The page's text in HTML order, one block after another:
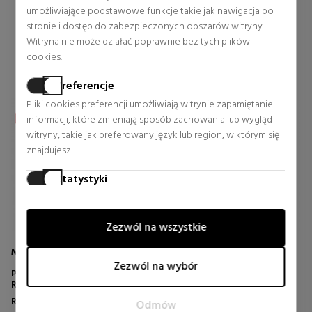
umożliwiające podstawowe funkcje takie jak nawigacja po
stronie i dostęp do zabezpieczonych obszarów witryny.
Witryna nie może działać poprawnie bez tych plików
cookies.
Preferencje
Pliki cookies preferencji umożliwiają witrynie zapamiętanie
informacji, które zmieniają sposób zachowania lub wygląd
witryny, takie jak preferowany język lub region, w którym się
znajdujesz.
Statystyki
zrozumieć, w jaki sposób odwiedzający komunikują się z
witrynami, gromadząc i raportując informacje anonimowo.
Pliki cookies marketingowe są używane do śledzenia
odwiedzających na stronach internetowych. Celem jest
wyświetlanie reklam, które są odpowiednie i interesujące dla
Zezwól na wszystkie
Zezwól na wybór
Odmów
0 rewizje
Stała cena 26,95 €
0 rewizje
MAC
POWDER BLUSH
RÓŻ
Róz
NARS
HOT ESCAPE CHEEK PALETTE
III
Róz